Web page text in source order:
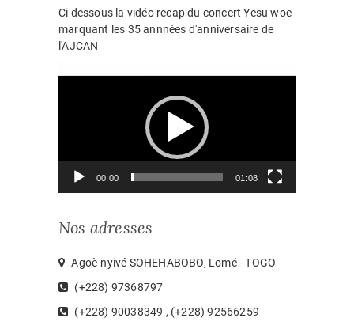
Ci dessous la vidéo recap du concert Yesu woe
marquant les 35 annnées d'anniversaire de
l'AJCAN
00:00 01:08
Nos adresses
Agoè-nyivé SOHEHABOBO, Lomé - TOGO
(+228) 97368797
(+228) 90038349 , (+228) 92566259